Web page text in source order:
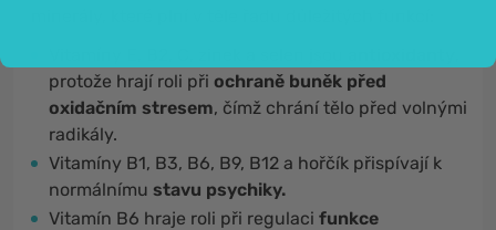
protože hrají roli při ochraně buněk před
oxidačním stresem, čímž chrání tělo před volnými
radikály.
Vitamíny B1, B3, B6, B9, B12 a hořčík přispívají k
normálnímu stavu psychiky.
Vitamín B6 hraje roli při regulaci funkce